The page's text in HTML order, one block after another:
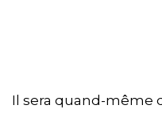
Il sera quand-même